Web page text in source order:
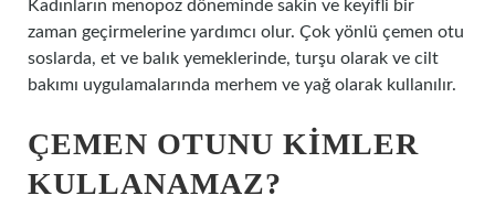
Kadınların menopoz döneminde sakin ve keyifli bir
zaman geçirmelerine yardımcı olur. Çok yönlü çemen otu
soslarda, et ve balık yemeklerinde, turşu olarak ve cilt
bakımı uygulamalarında merhem ve yağ olarak kullanılır.
ÇEMEN OTUNU KIMLER
KULLANAMAZ?